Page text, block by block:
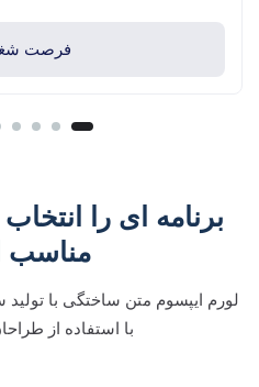
فرصت
برنامه ای را
مناسب
لورم ایپسوم متن ساختگی با
با استفاده از